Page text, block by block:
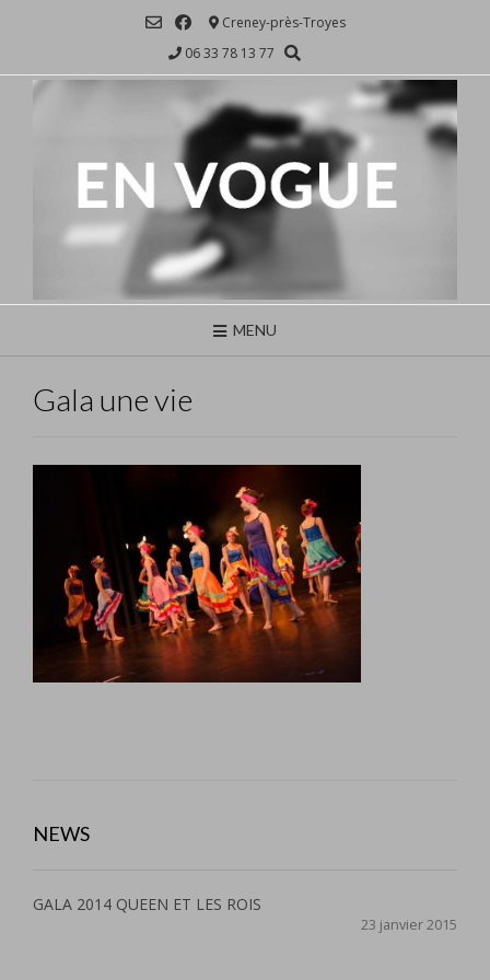
Creney-près-Troyes
06 33 78 13 77
MENU
Gala une vie
NEWS
GALA 2014 QUEEN ET LES ROIS
23 janvier 2015